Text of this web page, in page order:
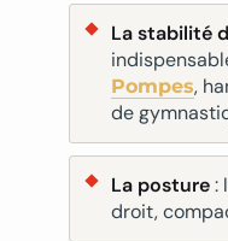
La stabilité
Pompes,
de
La posture:
droit,